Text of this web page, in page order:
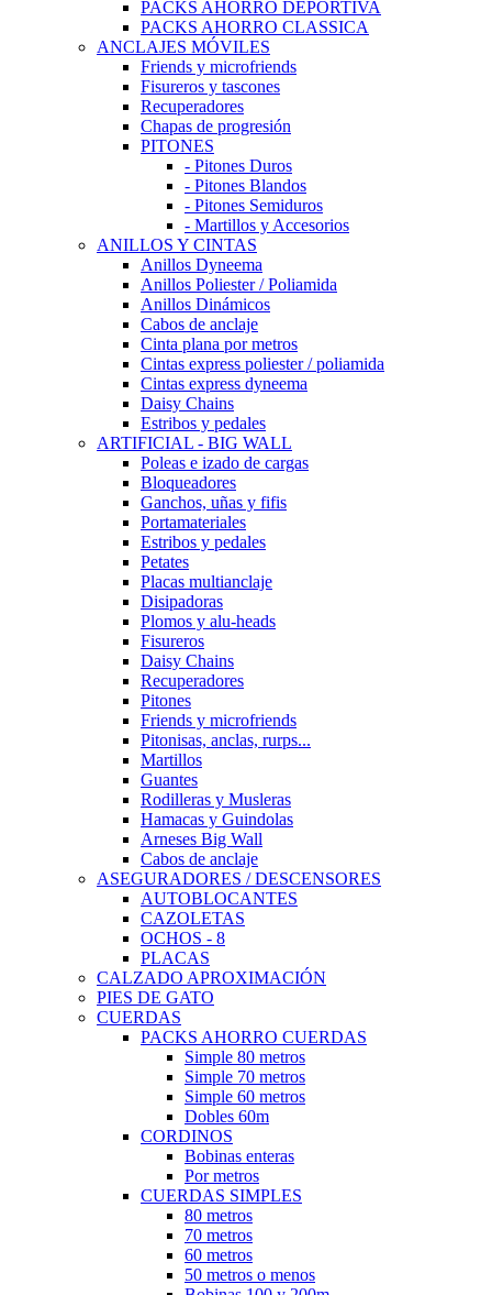
PACKS AHORRO DEPORTIVA
PACKS AHORRO CLASSICA
ANCLAJES MÓVILES
Friends y microfriends
Fisureros y tascones
Recuperadores
Chapas de progresión
PITONES
- Pitones Duros
- Pitones Blandos
- Pitones Semiduros
- Martillos y Accesorios
ANILLOS Y CINTAS
Anillos Dyneema
Anillos Poliester / Poliamida
Anillos Dinámicos
Cabos de anclaje
Cinta plana por metros
Cintas express poliester / poliamida
Cintas express dyneema
Daisy Chains
Estribos y pedales
ARTIFICIAL - BIG WALL
Poleas e izado de cargas
Bloqueadores
Ganchos, uñas y fifis
Portamateriales
Estribos y pedales
Petates
Placas multianclaje
Disipadoras
Plomos y alu-heads
Fisureros
Daisy Chains
Recuperadores
Pitones
Friends y microfriends
Pitonisas, anclas, rurps...
Martillos
Guantes
Rodilleras y Musleras
Hamacas y Guindolas
Arneses Big Wall
Cabos de anclaje
ASEGURADORES / DESCENSORES
AUTOBLOCANTES
CAZOLETAS
OCHOS - 8
PLACAS
CALZADO APROXIMACIÓN
PIES DE GATO
CUERDAS
PACKS AHORRO CUERDAS
Simple 80 metros
Simple 70 metros
Simple 60 metros
Dobles 60m
CORDINOS
Bobinas enteras
Por metros
CUERDAS SIMPLES
80 metros
70 metros
60 metros
50 metros o menos